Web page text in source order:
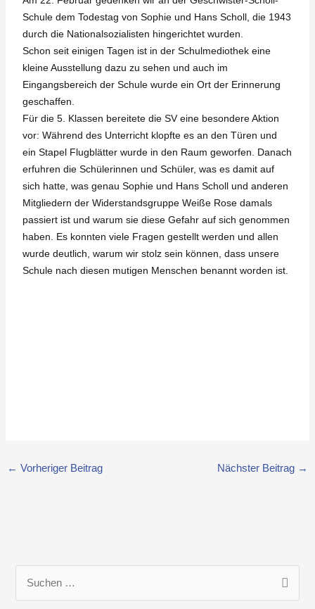
Schule dem Todestag von Sophie und Hans Scholl, die 1943
durch die Nationalsozialisten hingerichtet wurden.
Schon seit einigen Tagen ist in der Schulmediothek eine
kleine Ausstellung dazu zu sehen und auch im
Eingangsbereich der Schule wurde ein Ort der Erinnerung
geschaffen.
Für die 5. Klassen bereitete die SV eine besondere Aktion
vor: Während des Unterricht klopfte es an den Türen und
ein Stapel Flugblätter wurde in den Raum geworfen. Danach
erfuhren die Schülerinnen und Schüler, was es damit auf
sich hatte, was genau Sophie und Hans Scholl und anderen
Mitgliedern der Widerstandsgruppe Weiße Rose damals
passiert ist und warum sie diese Gefahr auf sich genommen
haben. Es konnten viele Fragen gestellt werden und allen
wurde deutlich, warum wir stolz sein können, dass unsere
Schule nach diesen mutigen Menschen benannt worden ist.
← Vorheriger Beitrag Nächster Beitrag →